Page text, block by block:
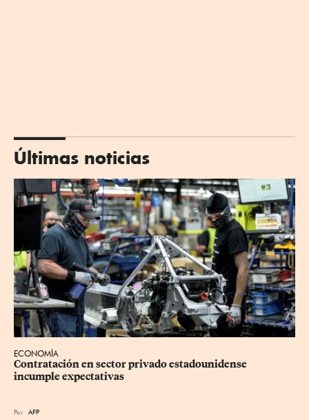
Últimas noticias
ECONOMÍA
Contratación en sector privado estadounidense
incumple expectativas
Por AFP